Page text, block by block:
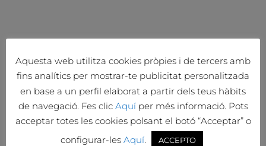
Aquesta web utilitza cookies pròpies i de tercers amb
fins analítics per mostrar-te publicitat personalitzada
en base a un perfil elaborat a partir dels teus hàbits
de navegació. Fes clic Aquíper més informació. Pots
acceptar totes les cookies polsant el botó “Acceptar” o
configurar-les Aquí. ACCEPTO